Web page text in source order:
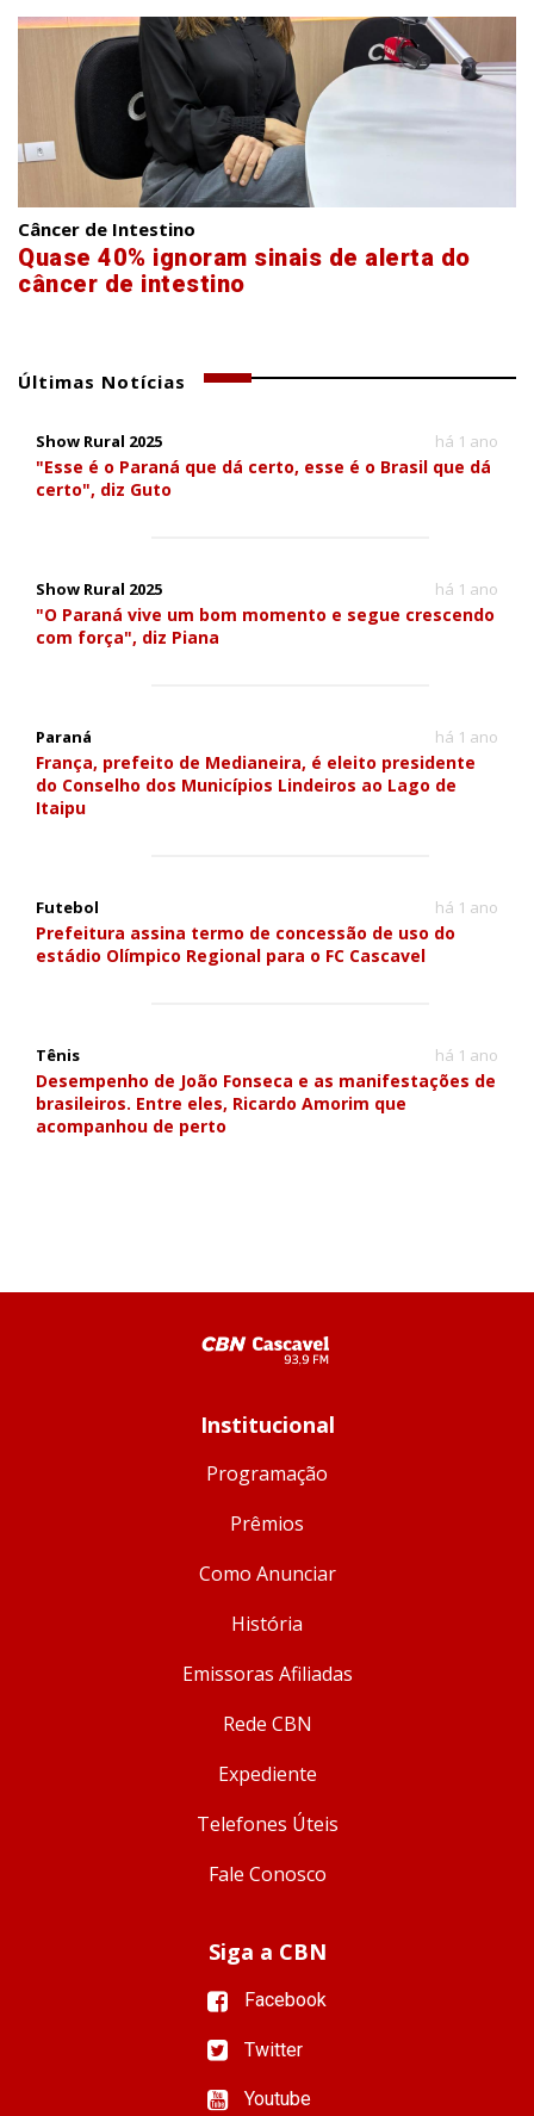
Câncer de Intestino
Quase 40% ignoram sinais de alerta do
câncer de intestino
Últimas Notícias
Show Rural 2025 há 1 ano
"Esse é o Paraná que dá certo, esse é o Brasil que dá
certo", diz Guto
Show Rural 2025 há 1 ano
"O Paraná vive um bom momento e segue crescendo
com força", diz Piana
Paraná há 1 ano
França, prefeito de Medianeira, é eleito presidente
do Conselho dos Municípios Lindeiros ao Lago de
Itaipu
Futebol há 1 ano
Prefeitura assina termo de concessão de uso do
estádio Olímpico Regional para o FC Cascavel
Tênis há 1 ano
Desempenho de João Fonseca e as manifestações de
brasileiros. Entre eles, Ricardo Amorim que
acompanhou de perto
Institucional
Programação
Prêmios
Como Anunciar
História
Emissoras Afiliadas
Rede CBN
Expediente
Telefones Úteis
Fale Conosco
Siga a CBN
Facebook
Twitter
Youtube